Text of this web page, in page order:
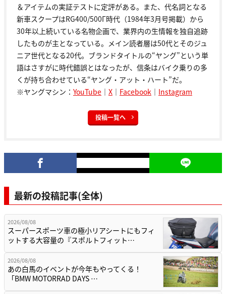
＆アイテムの実証テストに定評がある。また、代名詞となる
新車スクープはRG400/500Γ時代（1984年3月号掲載）から
30年以上続いている名物企画で、業界内の生情報を独自追跡
したものが主となっている。メイン読者層は50代とそのジュ
ニア世代となる20代。ブランドタイトルの“ヤング”という単
語はさすがに時代錯誤とはなったが、信条はバイク乗りの多
くが持ち合わせている“ヤング・アット・ハート”だ。
※ヤングマシン： YouTube ｜ X ｜ Facebook ｜ Instagram
投稿一覧へ
最新の投稿記事(全体)
2026/08/08
スーパースポーツ車の極小リアシートにもフィ
ットする大容量の『スポルトフィット…
2026/08/08
あの白馬のイベントが今年もやってくる！
「BMW MOTORRAD DAYS …